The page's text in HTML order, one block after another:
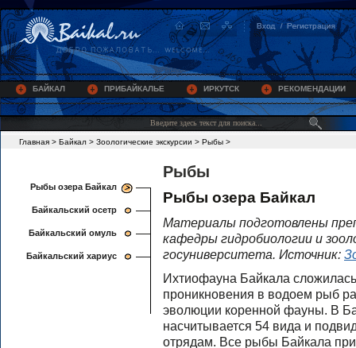
БАЙКАЛ ПРИБАЙКАЛЬЕ ИРКУТСК РЕКОМЕНДАЦИИ
Главная > Байкал > Зоологические экскурсии > Рыбы >
Рыбы озера Байкал
Байкальский осетр
Байкальский омуль
Байкальский хариус
Рыбы
Рыбы озера Байкал
Материалы подготовлены
кафедры гидробиологии и
госуниверситета. Источник:
Ихтиофауна Байкала
проникновения в водоем рыб
эволюции коренной фауны. В
насчитывается 54 вида и
отрядам. Все рыбы Байкала